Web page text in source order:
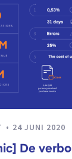
24 JUNI 2020
De